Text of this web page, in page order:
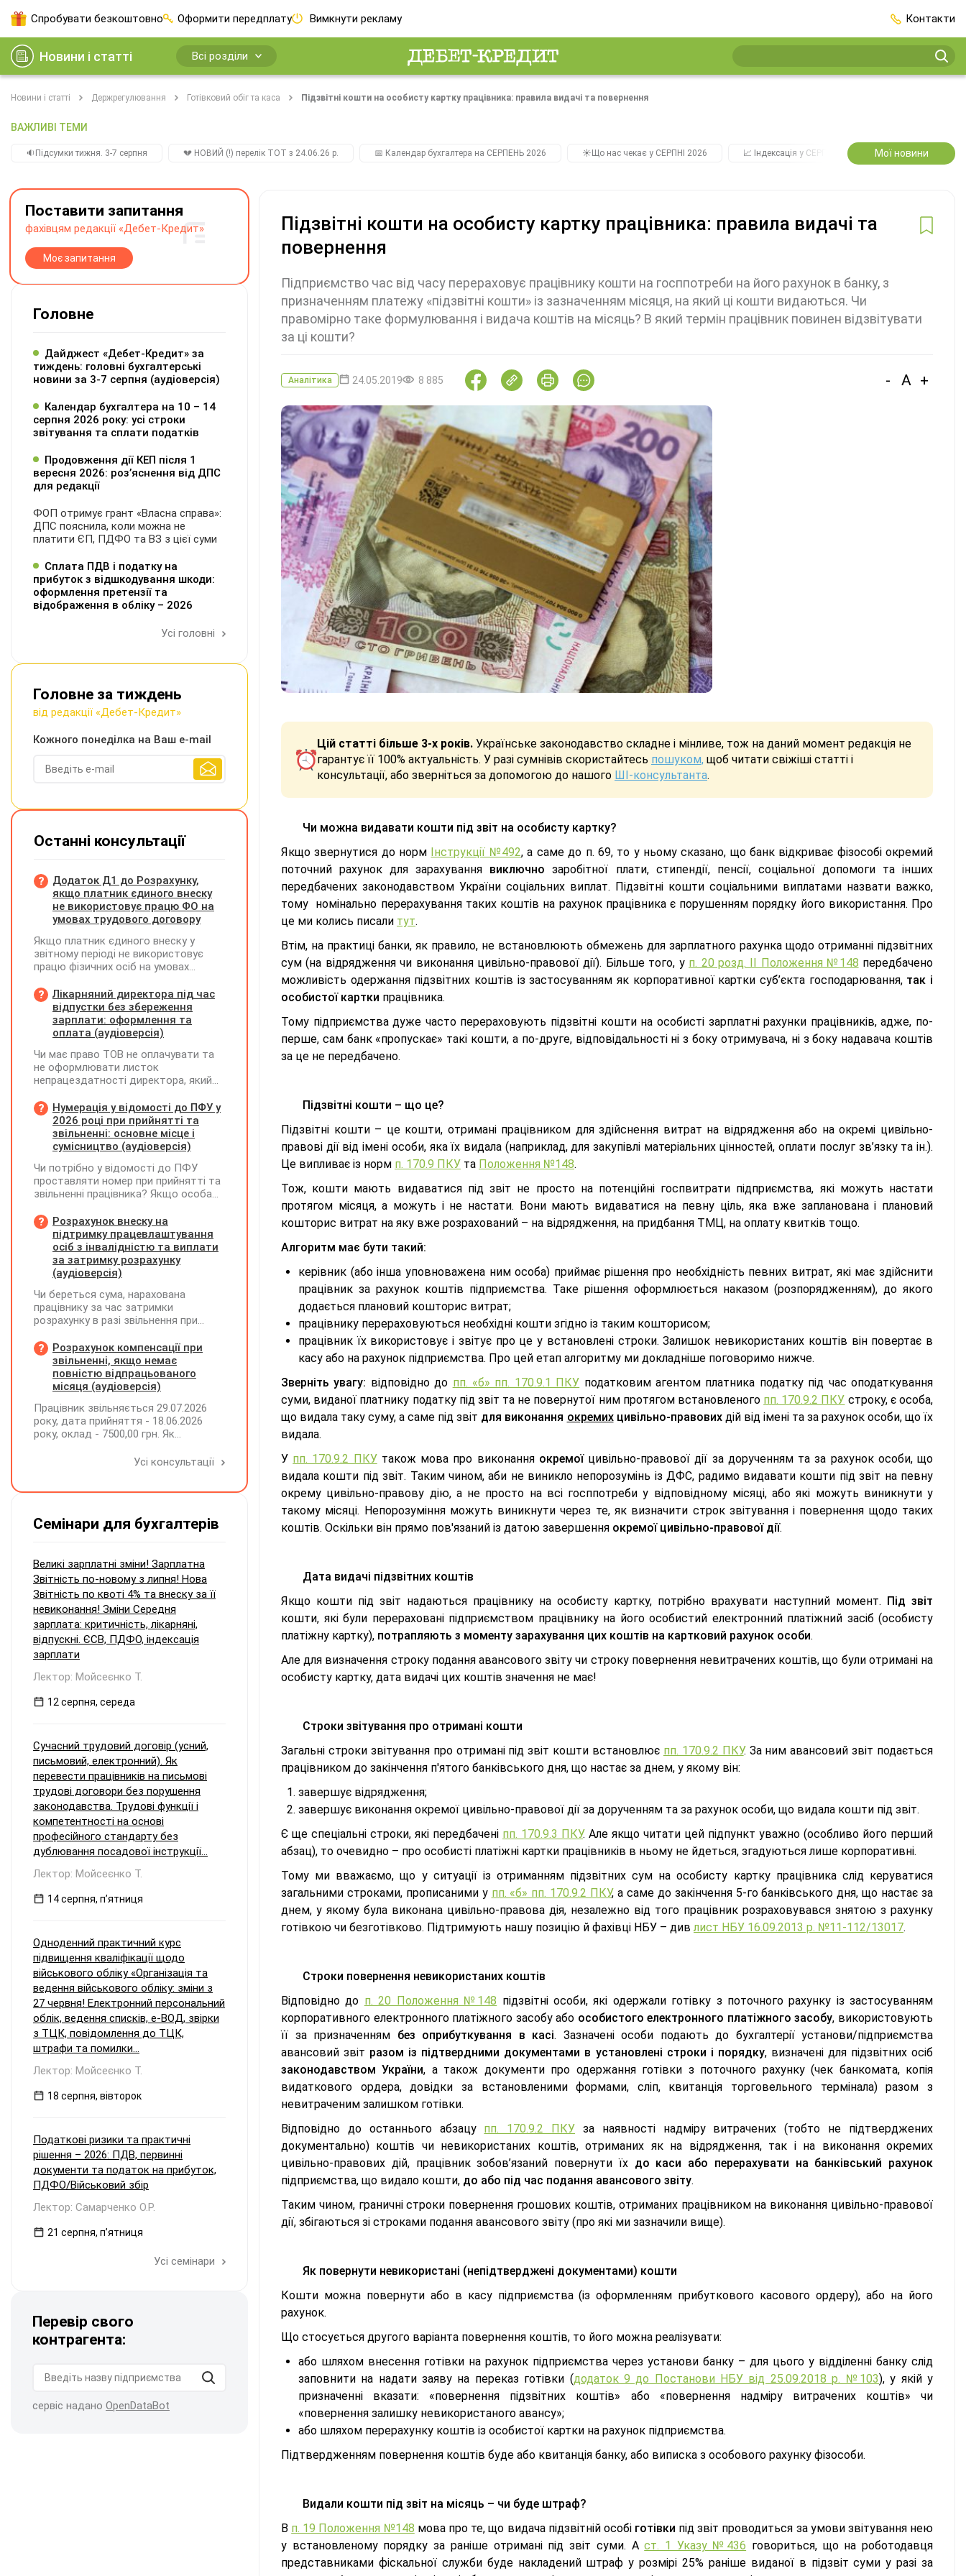
Спробувати безкоштовно Оформити передплату Вимкнути рекламу Контакти
Новини і статті Всі розділи
Новини і статті Держрегулювання Готівковий обіг та каса Підзвітні кошти на особисту картку працівника: правила видачі та повернення
ВАЖЛИВІ ТЕМИ
🔉Підсумки тижня. 3-7 серпня 💔 НОВИЙ (!) перелік ТОТ з 24.06.26 р. 📅 Календар бухгалтера на СЕРПЕНЬ 2026 ☀️Що нас чекає у СЕРПНІ 2026 📈 Індексація у СЕРПНІ 2️⃣0️⃣2️⃣7️⃣ Усі ключові
Мої новини
Підзвітні кошти на особисту картку працівника: правила видачі та
повернення
Підприємство час від часу перераховує працівнику кошти на госппотреби на його рахунок в банку, з
призначенням платежу «підзвітні кошти» із зазначенням місяця, на який ці кошти видаються. Чи
правомірно таке формулювання і видача коштів на місяць? В який термін працівник повинен відзвітувати
за ці кошти?
Аналітика 24.05.2019 8 885 - A +
Цій статті більше 3-х років. Українське законодавство складне і мінливе, тож на даний момент редакція не
гарантує її 100% актуальність. У разі сумнівів скористайтесь пошуком, щоб читати свіжіші статті і
консультації, або зверніться за допомогою до нашого ШІ-консультанта.
Чи можна видавати кошти під звіт на особисту картку?
Якщо звернутися до норм Інструкції №492, а саме до п. 69, то у ньому сказано, що банк відкриває фізособі окремий
поточний рахунок для зарахування виключно заробітної плати, стипендії, пенсії, соціальної допомоги та інших
передбачених законодавством України соціальних виплат. Підзвітні кошти соціальними виплатами назвати важко,
тому номінально перерахування таких коштів на рахунок працівника є порушенням порядку його використання. Про
це ми колись писали тут.
Втім, на практиці банки, як правило, не встановлюють обмежень для зарплатного рахунка щодо отриманні підзвітних
сум (на відрядження чи виконання цивільно-правової дії). Більше того, у п. 20 розд. ІІ Положення №148 передбачено
можливість одержання підзвітних коштів із застосуванням як корпоративної картки суб’єкта господарювання, так і
особистої картки працівника.
Тому підприємства дуже часто перераховують підзвітні кошти на особисті зарплатні рахунки працівників, адже, по-
перше, сам банк «пропускає» такі кошти, а по-друге, відповідальності ні з боку отримувача, ні з боку надавача коштів
за це не передбачено.
Підзвітні кошти – що це?
Підзвітні кошти – це кошти, отримані працівником для здійснення витрат на відрядження або на окремі цивільно-
правові дії від імені особи, яка їх видала (наприклад, для закупівлі матеріальних цінностей, оплати послуг зв’язку та ін.).
Це випливає із норм п. 170.9 ПКУ та Положення №148.
Тож, кошти мають видаватися під звіт не просто на потенційні госпвитрати підприємства, які можуть настати
протягом місяця, а можуть і не настати. Вони мають видаватися на певну ціль, яка вже запланована і плановий
кошторис витрат на яку вже розрахований – на відрядження, на придбання ТМЦ, на оплату квитків тощо.
Алгоритм має бути такий:
керівник (або інша уповноважена ним особа) приймає рішення про необхідність певних витрат, які має здійснити
працівник за рахунок коштів підприємства. Таке рішення оформлюється наказом (розпорядженням), до якого
додається плановий кошторис витрат;
працівнику перераховуються необхідні кошти згідно із таким кошторисом;
працівник їх використовує і звітує про це у встановлені строки. Залишок невикористаних коштів він повертає в
касу або на рахунок підприємства. Про цей етап алгоритму ми докладніше поговоримо нижче.
Зверніть увагу: відповідно до пп. «б» пп. 170.9.1 ПКУ податковим агентом платника податку під час оподаткування
суми, виданої платнику податку під звіт та не повернутої ним протягом встановленого пп. 170.9.2 ПКУ строку, є особа,
що видала таку суму, а саме під звіт для виконання окремихцивільно-правовихдій від імені та за рахунок особи, що їх
видала.
У пп. 170.9.2 ПКУтакож мова про виконання окремоїцивільно-правової дії за дорученням та за рахунок особи, що
видала кошти під звіт. Таким чином, аби не виникло непорозумінь із ДФС, радимо видавати кошти під звіт на певну
окрему цивільно-правову дію, а не просто на всі госппотреби у відповідному місяці, або які можуть виникнути у
такому місяці. Непорозуміння можуть виникнути через те, як визначити строк звітування і повернення щодо таких
коштів. Оскільки він прямо пов'язаний із датою завершення окремої цивільно-правової дії.
Дата видачі підзвітних коштів
Якщо кошти під звіт надаються працівнику на особисту картку, потрібно врахувати наступний момент. Під звіт
кошти, які були перераховані підприємством працівнику на його особистий електронний платіжний засіб (особисту
платіжну картку), потрапляють з моменту зарахування цих коштів на картковий рахунок особи.
Але для визначення строку подання авансового звіту чи строку повернення невитрачених коштів, що були отримані на
особисту картку, дата видачі цих коштів значення не має!
Строки звітування про отримані кошти
Загальні строки звітування про отримані під звіт кошти встановлює пп. 170.9.2 ПКУ. За ним авансовий звіт подається
працівником до закінчення п'ятого банківського дня, що настає за днем, у якому він:
завершує відрядження;
завершує виконання окремої цивільно-правової дії за дорученням та за рахунок особи, що видала кошти під звіт.
Є ще спеціальні строки, які передбачені пп. 170.9.3 ПКУ. Але якщо читати цей підпункт уважно (особливо його перший
абзац), то очевидно – про особисті платіжні картки працівників в ньому не йдеться, згадуються лише корпоративні.
Тому ми вважаємо, що у ситуації із отриманням підзвітних сум на особисту картку працівника слід керуватися
загальними строками, прописаними у пп. «б» пп. 170.9.2 ПКУ, а саме до закінчення 5-го банківського дня, що настає за
днем, у якому була виконана цивільно-правова дія, незалежно від того працівник розраховувався знятою з рахунку
готівкою чи безготівково. Підтримують нашу позицію й фахівці НБУ – дивлист НБУ 16.09.2013 р. №11-112/13017.
Строки повернення невикористаних коштів
Відповідно до п. 20 Положення №148 підзвітні особи, які одержали готівку з поточного рахунку із застосуванням
корпоративного електронного платіжного засобу або особистого електронного платіжного засобу, використовують
її за призначенням без оприбуткування в касі. Зазначені особи подають до бухгалтерії установи/підприємства
авансовий звіт разом із підтвердними документами в установлені строки і порядку, визначені для підзвітних осіб
законодавством України, а також документи про одержання готівки з поточного рахунку (чек банкомата, копія
видаткового ордера, довідки за встановленими формами, сліп, квитанція торговельного термінала) разом з
невитраченим залишком готівки.
Відповідно до останнього абзацу пп. 170.9.2 ПКУ за наявності надміру витрачених (тобто не підтверджених
документально) коштів чи невикористаних коштів, отриманих як на відрядження, так і на виконання окремих
цивільно-правових дій, працівник зобов’язаний повернути їх до каси або перерахувати на банківський рахунок
підприємства, що видало кошти, до або під час подання авансового звіту.
Таким чином, граничні строки повернення грошових коштів, отриманих працівником на виконання цивільно-правової
дії, збігаються зі строками подання авансового звіту (про які ми зазначили вище).
Як повернути невикористані (непідтверджені документами) кошти
Кошти можна повернути або в касу підприємства (із оформленням прибуткового касового ордеру), або на його
рахунок.
Що стосується другого варіанта повернення коштів, то його можна реалізувати:
або шляхом внесення готівки на рахунок підприємства через установи банку – для цього у відділенні банку слід
заповнити на надати заяву на переказ готівки (додаток 9 до Постанови НБУ від 25.09.2018 р. №103), у якій у
призначенні вказати: «повернення підзвітних коштів» або «повернення надміру витрачених коштів» чи
«повернення залишку невикористаного авансу»;
або шляхом перерахунку коштів із особистої картки на рахунок підприємства.
Підтвердженням повернення коштів буде або квитанція банку, або виписка з особового рахунку фізособи.
Видали кошти під звіт на місяць – чи буде штраф?
В п. 19 Положення №148 мова про те, що видача підзвітній особі готівки під звіт проводиться за умови звітування нею
у встановленому порядку за раніше отримані під звіт суми. Аст. 1 Указу №436 говориться, що на роботодавця
представниками фіскальної служби буде накладений штраф у розмірі 25% раніше виданої в підзвіт суми у разі за
Поставити запитання
фахівцям редакції «Дебет-Кредит»
Моє запитання
Головне
Дайджест «Дебет-Кредит» за
тиждень: головні бухгалтерські
новини за 3-7 серпня (аудіоверсія)
Календар бухгалтера на 10 – 14
серпня 2026 року: усі строки
звітування та сплати податків
Продовження дії КЕП після 1
вересня 2026: розʼяснення від ДПС
для редакції
ФОП отримує грант «Власна справа»:
ДПС пояснила, коли можна не
платити ЄП, ПДФО та ВЗ з цієї суми
Сплата ПДВ і податку на
прибуток з відшкодування шкоди:
оформлення претензії та
відображення в обліку – 2026
Усі головні
Головне за тиждень
від редакції «Дебет-Кредит»
Кожного понеділка на Ваш e-mail
Останні консультації
Додаток Д1 до Розрахунку,
якщо платник єдиного внеску
не використовує працю ФО на
умовах трудового договору
Якщо платник єдиного внеску у
звітному періоді не використовує
працю фізичних осіб на умовах
на інших умовах, передбачених
законодавством, Додаток Д1/
Додаток ФІЗ-Д1 за відповідний
період не подається
Лікарняний директора під час
відпустки без збереження
зарплати: оформлення та
оплата (аудіоверсія)
Чи має право ТОВ не оплачувати та
не оформлювати листок
непрацездатності директора, який
збереження заробітної плати під час
призупинення діяльності
підприємства?
Нумерація у відомості до ПФУ у
2026 році при прийнятті та
звільненні: основне місце і
сумісництво (аудіоверсія)
Чи потрібно у відомості до ПФУ
проставляти номер при прийнятті та
звільненні працівника? Якщо особа
місцем роботи та за сумісництвом,
чи рахується це як два роботодавці?
Розрахунок внеску на
підтримку працевлаштування
осіб з інвалідністю та виплати
за затримку розрахунку
(аудіоверсія)
Чи береться сума, нарахована
працівнику за час затримки
розрахунку в разі звільнення при
заробітної плати (винагороди), для
розрахунку внеску на підтримку
працевлаштування осіб з
інвалідністю?
Розрахунок компенсації при
звільненні, якщо немає
повністю відпрацьованого
місяця (аудіоверсія)
Працівник звільняється 29.07.2026
року, дата прийняття - 18.06.2026
року, оклад - 7500,00 грн. Як
невикористаних днів відпустки при
Усі консультації
Семінари для бухгалтерів
Великі зарплатні зміни! Зарплатна
Звітність по-новому з липня! Нова
Звітність по квоті 4% та внеску за її
невиконання! Зміни Середня
зарплата: критичність, лікарняні,
відпускні. ЄСВ, ПДФО, індексація
зарплати
Лектор: Мойсеєнко Т.
12 серпня, середа
Сучасний трудовий договір (усний,
письмовий, електронний). Як
перевести працівників на письмові
трудові договори без порушення
законодавства. Трудові функції і
компетентності на основі
професійного стандарту без
дублювання посадової інструкції...
Лектор: Мойсеєнко Т.
14 серпня, пʼятниця
Одноденний практичний курс
підвищення кваліфікації щодо
військового обліку «Організація та
ведення військового обліку: зміни з
27 червня! Електронний персональний
облік, ведення списків, е-ВОД, звірки
з ТЦК, повідомлення до ТЦК,
штрафи та помилки...
Лектор: Мойсеєнко Т.
18 серпня, вівторок
Податкові ризики та практичні
рішення – 2026: ПДВ, первинні
документи та податок на прибуток,
ПДФО/Військовий збір
Лектор: Самарченко О.Р.
21 серпня, пʼятниця
Усі семінари
Перевір свого
контрагента:
сервіс надано OpenDataBot